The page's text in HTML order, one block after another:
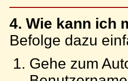
4. Wie kann ich
Befolge dazu
Gehe zum